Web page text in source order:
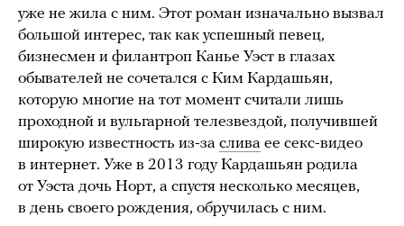
уже не жила с ним. Этот роман изначально вызвал
большой интерес, так как успешный певец,
бизнесмен и филантроп Канье Уэст в глазах
обывателей не сочетался с Ким Кардашьян,
которую многие на тот момент считали лишь
проходной и вульгарной телезвездой, получившей
широкую известность из-за слива ее секс-видео
в интернет. Уже в 2013 году Кардашьян родила
от Уэста дочь Норт, а спустя несколько месяцев,
в день своего рождения, обручилась с ним.